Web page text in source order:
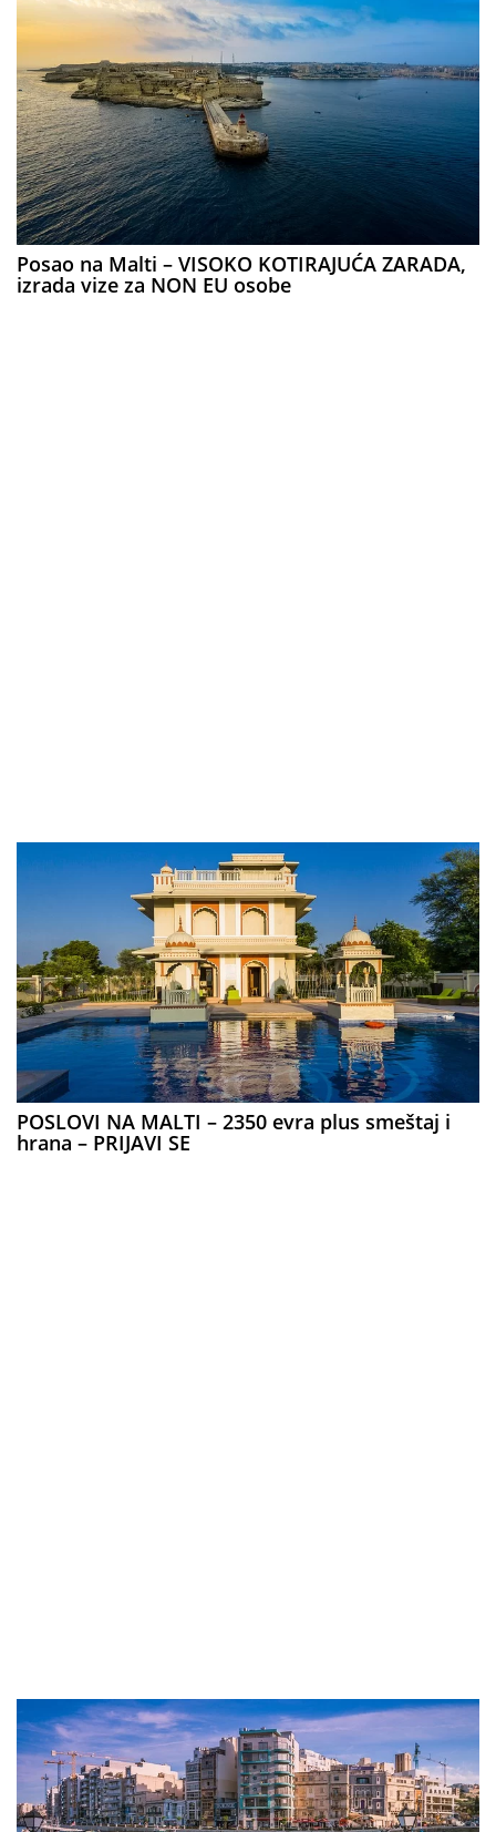
Posao na Malti – VISOKO KOTIRAJUĆA ZARADA,
izrada vize za NON EU osobe
POSLOVI NA MALTI – 2350 evra plus smeštaj i
hrana – PRIJAVI SE